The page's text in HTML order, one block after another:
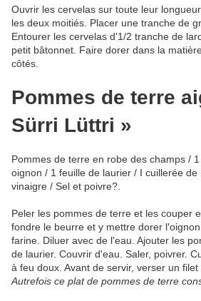
Ouvrir les cervelas sur toute leur
les deux moitiés. Placer une tranche de
Entourer les cervelas d'1/2 tranche de
petit bâtonnet. Faire dorer dans la
côtés.
Pommes de terre
Sürri Lüttri »
Pommes de terre en robe des champs /
oignon / 1 feuille de laurier / I cuillerée
vinaigre / Sel et poivre?.
Peler les pommes de terre et les couper
fondre le beurre et y mettre dorer
farine. Diluer avec de l'eau. Ajouter les
de laurier. Couvrir d'eau. Saler, poivrer.
à feu doux. Avant de servir, verser un filet
Autrefois ce plat de pommes de terre